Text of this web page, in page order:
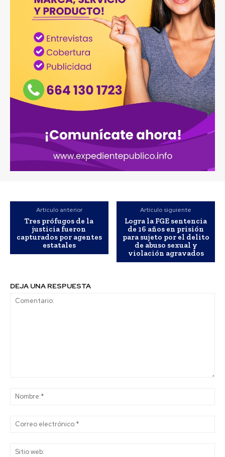
Artículo anterior
Tres prófugos de la
justicia fueron
capturados por agentes
estatales
Artículo siguiente
Logra la FGE sentencia
de 16 años en prisión
para sujeto por el delito
de abuso sexual y
violación agravados
DEJA UNA RESPUESTA